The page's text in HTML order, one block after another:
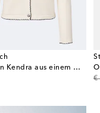
Cardigan Kendra aus einem Wollgemisch
€